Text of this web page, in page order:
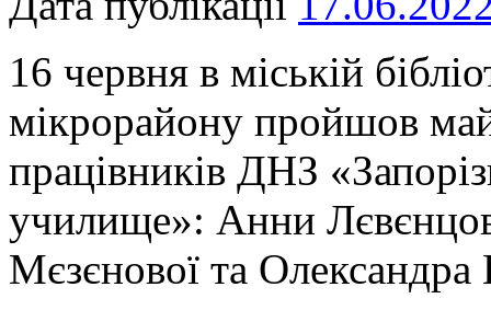
16 червня в міській
мікрорайону пройшов
працівників ДНЗ
училище»: Анни
Мєзєнової та Олександра